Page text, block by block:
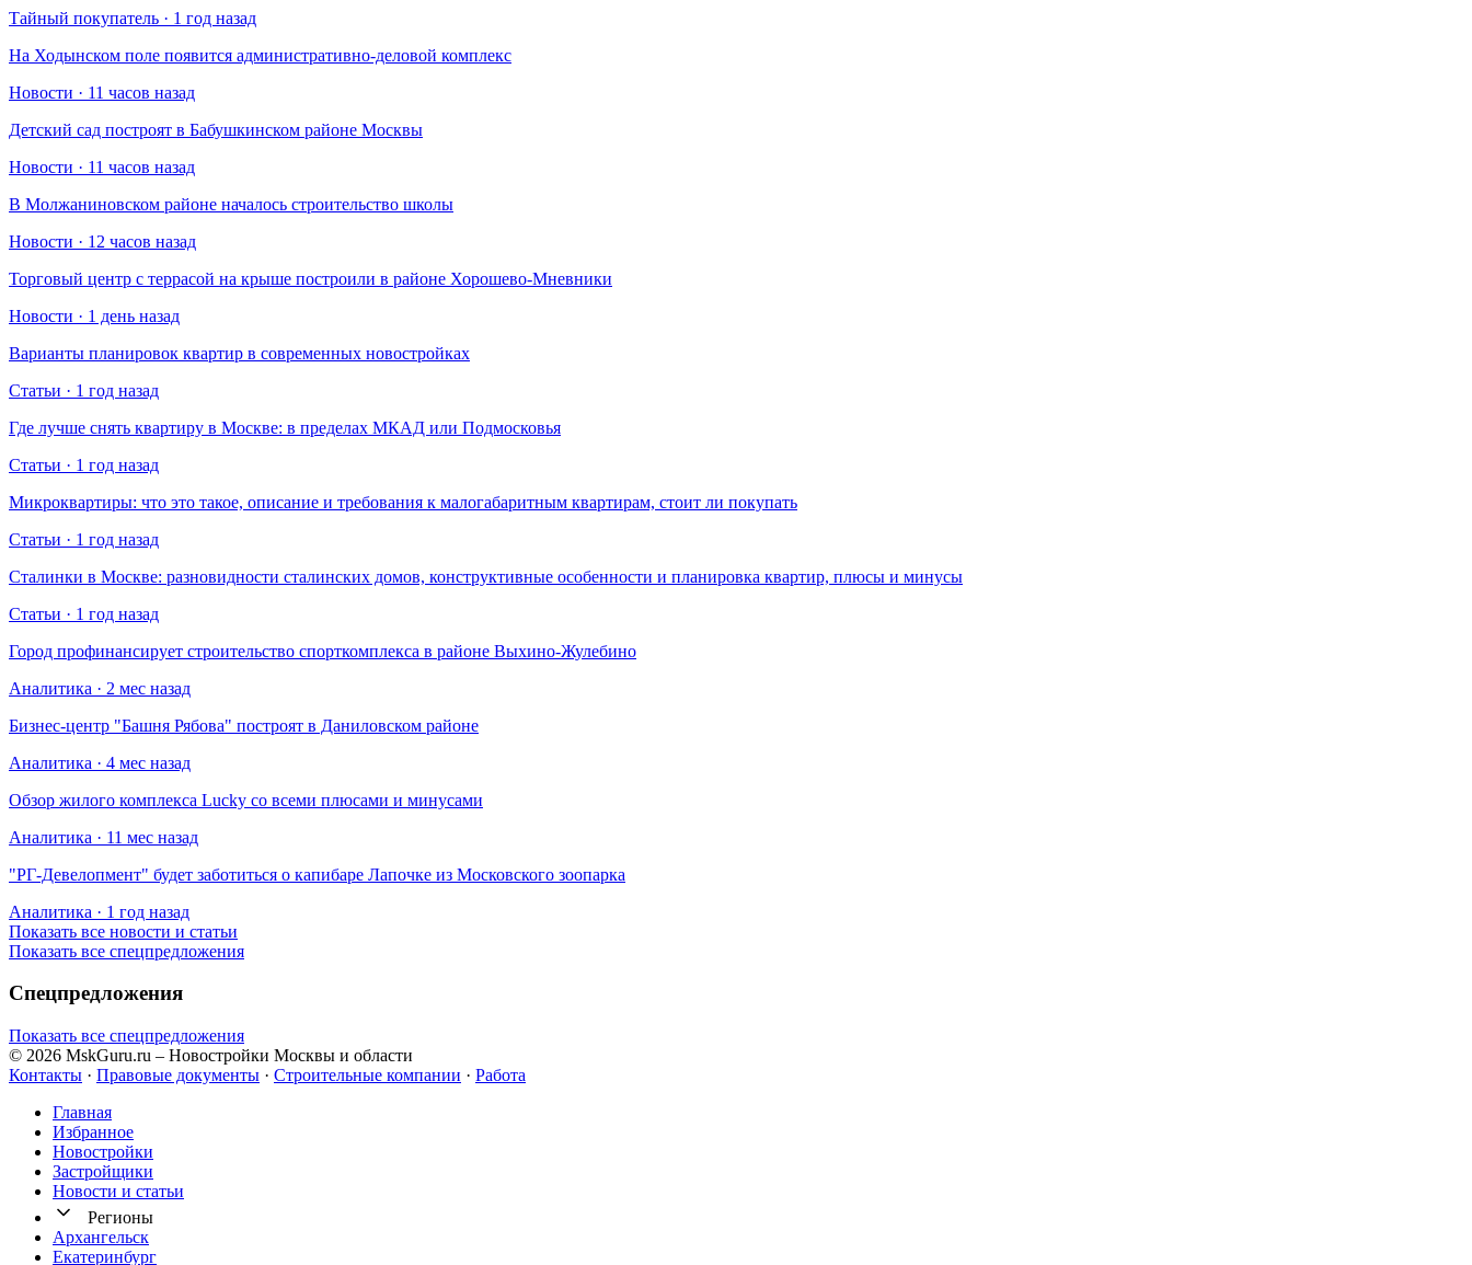
Тайный покупатель · 1 год назад
На Ходынском поле появится административно-деловой комплекс
Новости · 11 часов назад
Детский сад построят в Бабушкинском районе Москвы
Новости · 11 часов назад
В Молжаниновском районе началось строительство школы
Новости · 12 часов назад
Торговый центр с террасой на крыше построили в районе Хорошево-Мневники
Новости · 1 день назад
Варианты планировок квартир в современных новостройках
Статьи · 1 год назад
Где лучше снять квартиру в Москве: в пределах МКАД или Подмосковья
Статьи · 1 год назад
Микроквартиры: что это такое, описание и требования к малогабаритным квартирам, стоит ли покупать
Статьи · 1 год назад
Сталинки в Москве: разновидности сталинских домов, конструктивные особенности и планировка квартир, плюсы и минусы
Статьи · 1 год назад
Город профинансирует строительство спорткомплекса в районе Выхино-Жулебино
Аналитика · 2 мес назад
Бизнес-центр "Башня Рябова" построят в Даниловском районе
Аналитика · 4 мес назад
Обзор жилого комплекса Lucky со всеми плюсами и минусами
Аналитика · 11 мес назад
​"РГ-Девелопмент" будет заботиться о капибаре Лапочке из Московского зоопарка
Аналитика · 1 год назад
Показать все новости и статьи
Показать все спецпредложения
Спецпредложения
Показать все спецпредложения
© 2026 MskGuru.ru – Новостройки Москвы и области
Контакты · Правовые документы · Строительные компании · Работа
Главная
Избранное
Новостр ойки
Застройщики
Новости и статьи
Регионы
Архангельск
Екатеринбург